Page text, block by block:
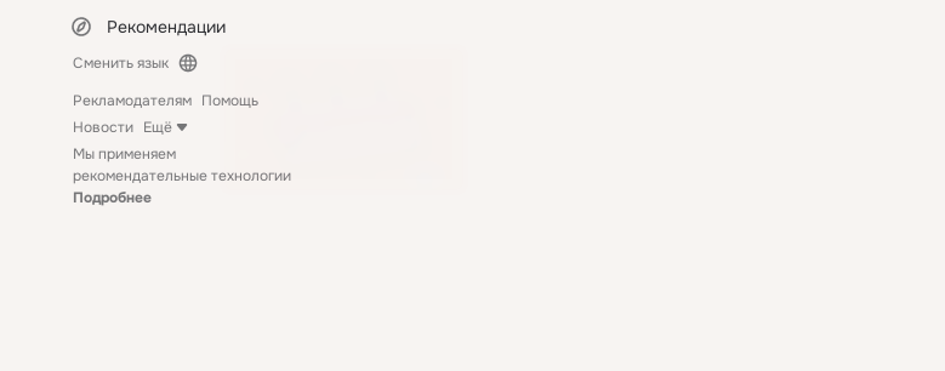
Рекомендации
Сменить язык
Рекламодателям Помощь
Новости Ещё
Мы применяем
рекомендательные технологии
Подробнее